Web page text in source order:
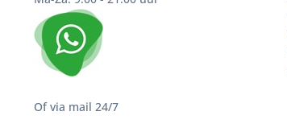
Of via mail 24/7